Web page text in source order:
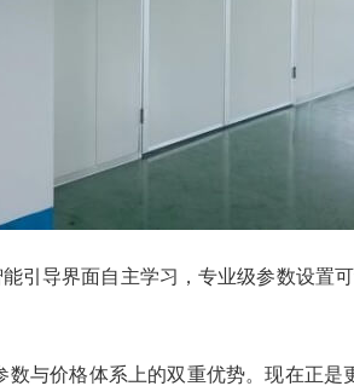
引导界面自主学习，专业级参数设置
数与价格体系上的双重优势。现在正是